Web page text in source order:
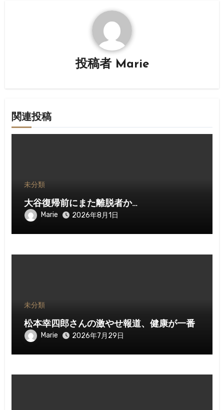
投稿者 Marie
関連投稿
未分類
大谷復帰前にまた離脱者か…
Marie 2026年8月1日
未分類
松本幸四郎さんの激やせ報道、健康が一番
Marie 2026年7月29日